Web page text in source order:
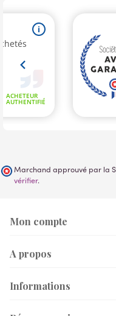
Marchand approuvé par la
vérifier.
Mon compte
A propos
Informations